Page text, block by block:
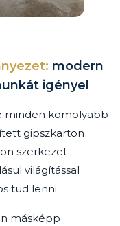
modern
igényel
minden komolyabb
gipszkarton
szerkezet
világítással
tud lenni.
másképp